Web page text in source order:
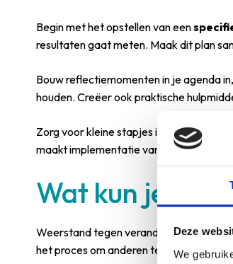
Deze
We
Begin met het opstellen van een
resultaten gaat meten. Maak dit plan
Bouw reflectiemomenten in je agenda
houden. Creëer ook praktische
Zorg voor kleine stapjes in plaats van
maakt implementatie van nascholing in
Wat kun je
Weerstand tegen verandering pak je
het proces om anderen te overtuigen.